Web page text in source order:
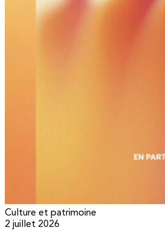
Culture et patrimoine
2 juillet 2026